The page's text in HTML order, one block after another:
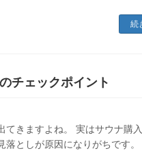
続
チェックポイント
てきますよね。 実はサウナ購
としが原因になりがちです。